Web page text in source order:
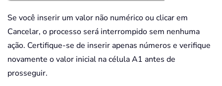
Se você inserir um valor não numérico ou clicar em
Cancelar, o processo será interrompido sem nenhuma
ação. Certifique-se de inserir apenas números e verifique
novamente o valor inicial na célula A1 antes de
prosseguir.